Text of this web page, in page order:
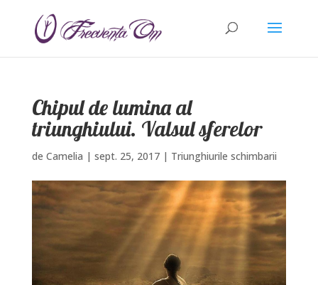
Chipul de lumina al
triunghiului. Valsul sferelor
de Camelia | sept. 25, 2017| Triunghiurile schimbarii